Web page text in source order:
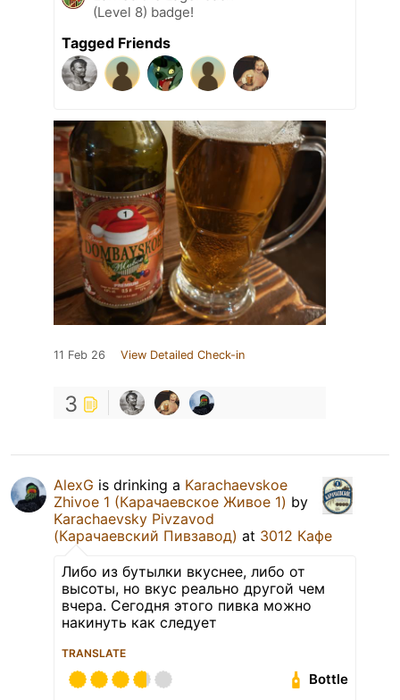
(Level 8) badge!
Tagged Friends
11 Feb 26 View Detailed Check-in
3
AlexG is drinking a Karachaevskoe
Zhivoe 1 (Карачаевское Живое 1) by
Karachaevsky Pivzavod
(Карачаевский Пивзавод) at 3012 Кафе
Либо из бутылки вкуснее, либо от
высоты, но вкус реально другой чем
вчера. Сегодня этого пивка можно
накинуть как следует
TRANSLATE
Bottle